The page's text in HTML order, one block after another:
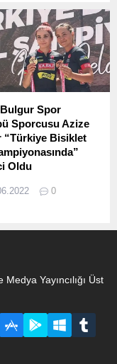
Spor
Sporcusu Azize
“Türkiye Bisiklet
Oldu
Büyükşehir
katkılarıyla
Türkiye Bisiklet
elde etti.
0
Yayıncılığı Üst